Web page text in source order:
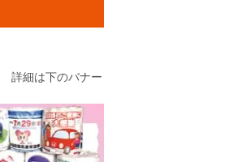
詳細は下のバナー